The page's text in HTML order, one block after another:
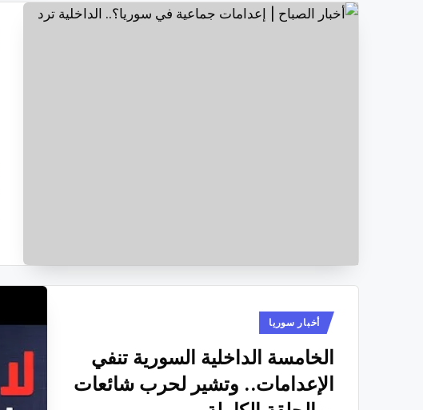
نُشرأخبار سوريا
الخامسة الداخلية السورية تنفي
الإعدامات.. وتشير لحرب شائعات